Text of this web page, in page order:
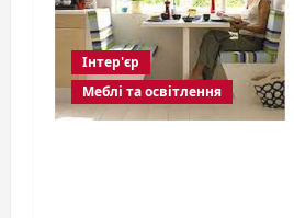
Інтер'єр
Меблі та освітлення